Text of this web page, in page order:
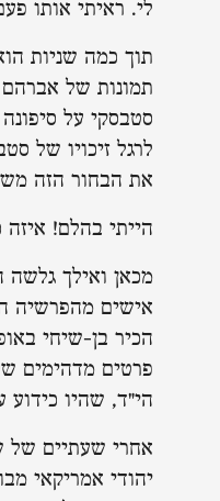
לי. ראיתי אותו
תוך כמה שניות
תמונות של אברהם
סטבסקי על
לרגל זיכויו של
את הבחור הזה
הייתי בהלם! איזה
מכאן ואילך גלשה
אישים מהפרשיה
הכיר בן-שיחי
פרטים מדהימים
הי"ד, שהיו כידוע
אחרי שעתיים של
יהודי אמריקאי